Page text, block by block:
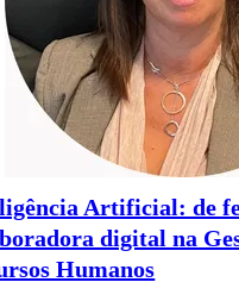
Artificial: de
digital na
Humanos